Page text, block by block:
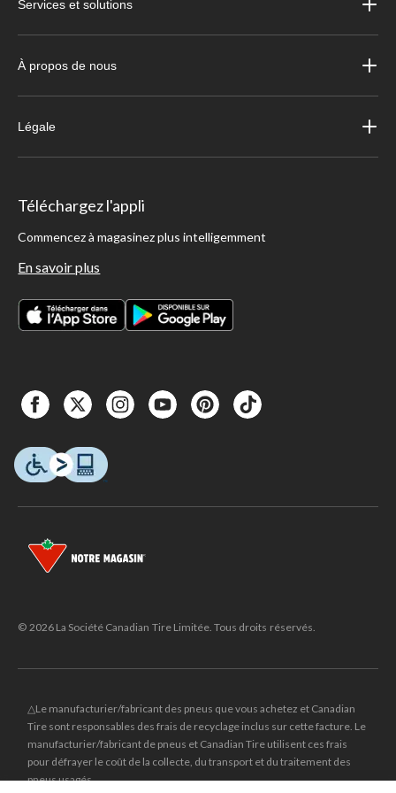
Services et solutions
À propos de nous
Légale
Téléchargez l'appli
Commencez à magasinez plus intelligemment
En savoir plus
© 2026 La Société Canadian Tire Limitée. Tous droits réservés.
△Le manufacturier/fabricant des pneus que vous achetez et Canadian
Tire sont responsables des frais de recyclage inclus sur cette facture. Le
manufacturier/fabricant de pneus et Canadian Tire utilisent ces frais
pour défrayer le coût de la collecte, du transport et du traitement des
pneus usagés.